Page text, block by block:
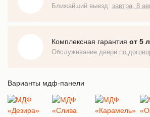
Ближайший выезд: завтра, 8
Комплексная гарантия от 5
Обслуживание двери по
Варианты мдф-панели